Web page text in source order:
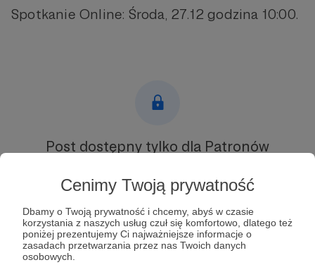
Cenimy Twoją prywatność
Dbamy o Twoją prywatność i chcemy, abyś w czasie
korzystania z naszych usług czuł się komfortowo, dlatego też
poniżej prezentujemy Ci najważniejsze informacje o
zasadach przetwarzania przez nas Twoich danych
osobowych.
Spotkanie Online: Środa, 27.12 godzina 10:00.
Post dostępny tylko dla Patronów
Zostań Patronem
Zaloguj się